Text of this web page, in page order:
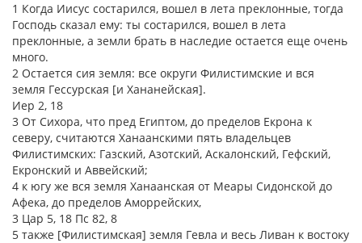
1 Когда Иисус состарился, вошел в лета преклонные, тогда
Господь сказал ему: ты состарился, вошел в лета
преклонные, а земли брать в наследие остается еще очень
много.
2 Остается сия земля: все округи Филистимские и вся
земля Гессурская [и Хананейская].
Иер 2, 18
3 От Сихора, что пред Египтом, до пределов Екрона к
северу, считаются Ханаанскими пять владельцев
Филистимских: Газский, Азотский, Аскалонский, Гефский,
Екронский и Аввейский;
4 к югу же вся земля Ханаанская от Меары Сидонской до
Афека, до пределов Аморрейских,
3 Цар 5, 18 Пс 82, 8
5 также [Филистимская] земля Гевла и весь Ливан к востоку